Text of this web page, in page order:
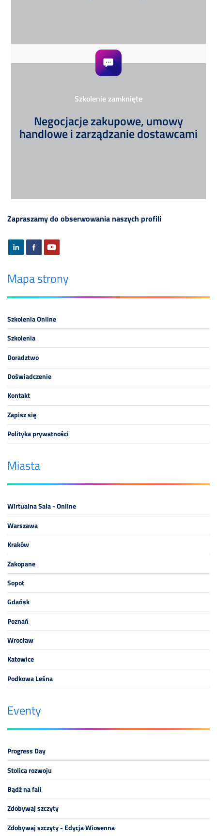
Szkolenie zamknięte
Negocjacje zakupowe, umowy
handlowe i zarządzanie dostawcami
Zapraszamy do obserwowania naszych profili
Mapa strony
Szkolenia Online
Szkolenia
Doradztwo
Doświadczenie
Kontakt
Zapisz się
Polityka prywatności
Miasta
Wirtualna Sala - Online
Warszawa
Kraków
Zakopane
Sopot
Gdańsk
Poznań
Wrocław
Katowice
Podkowa Leśna
Eventy
Progress Day
Stolica rozwoju
Bądź na fali
Zdobywaj szczyty
Zdobywaj szczyty - Edycja Wiosenna